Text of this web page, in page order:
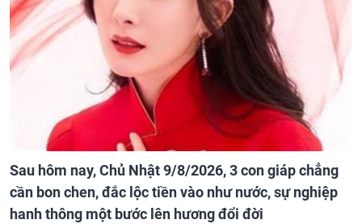
Sau hôm nay, Chủ Nhật 9/8/2026, 3 con giáp chẳng
cần bon chen, đắc lộc tiền vào như nước, sự nghiệp
hanh thông một bước lên hương đổi đời